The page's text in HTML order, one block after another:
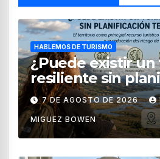
HABLEMOS DE TURISMO
¿Puede existir
resiliente sin
territorial?
7 DE AGOSTO DE 2026
MIGUEZ BOWEN